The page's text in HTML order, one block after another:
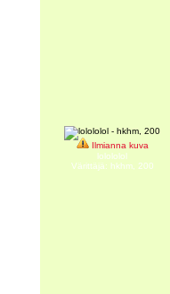
Ilmianna kuva
lolololol
Värittäjä: hkhm, 200